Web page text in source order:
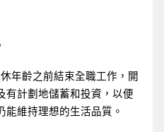
年齡之前結束全職工作，開
有計劃地儲蓄和投資，以便
維持理想的生活品質。